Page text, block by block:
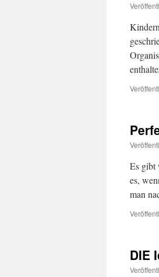
Es gibt
es,
man
DIE